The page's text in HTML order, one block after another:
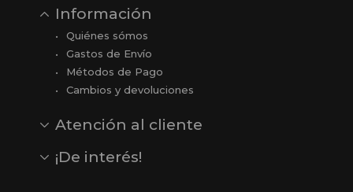
Información
Quiénes sómos
Gastos de Envío
Métodos de Pago
Cambios y devoluciones
Atención al cliente
Opiniones
Reseñas en Google
¡De interés!